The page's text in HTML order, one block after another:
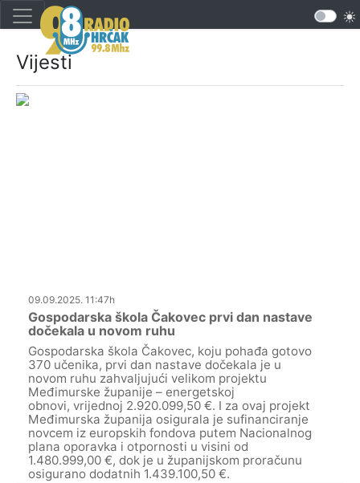
Vijesti
09.09.2025. 11:47h
Gospodarska škola Čakovec prvi dan nastave
dočekala u novom ruhu
Gospodarska škola Čakovec, koju pohađa gotovo
370 učenika, prvi dan nastave dočekala je u
novom ruhu zahvaljujući velikom projektu
Međimurske županije – energetskoj
obnovi, vrijednoj 2.920.099,50 €. I za ovaj projekt
Međimurska županija osigurala je sufinanciranje
novcem iz europskih fondova putem Nacionalnog
plana oporavka i otpornosti u visini od
1.480.999,00 €, dok je u županijskom proračunu
osigurano dodatnih 1.439.100,50 €.